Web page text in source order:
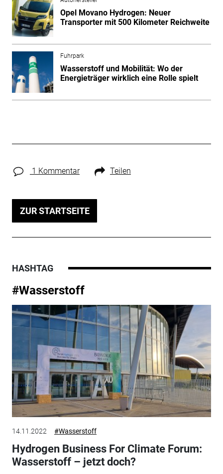
Opel Movano Hydrogen: Neuer
Transporter mit 500 Kilometer Reichweite
Fuhrpark
Wasserstoff und Mobilität: Wo der
Energieträger wirklich eine Rolle spielt
1 Kommentar Teilen
ZUR STARTSEITE
HASHTAG
#Wasserstoff
14.11.2022 #Wasserstoff
Hydrogen Business For Climate Forum:
Wasserstoff – jetzt doch?